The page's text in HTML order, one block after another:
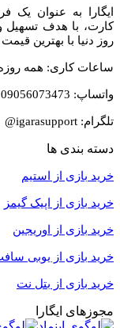
ایگارا به عنوان یک
کارت، با هدف تسهیل
روز دنیا با بهترین
ساعات کاری: همه روزه از ساعت
واتساپ: 09056073473
تلگرام: igarasupport@
دسته بندی ها
خرید بازی از استیم
خرید بازی از اپیک گیمز
خرید بازی از اوریجین
خرید بازی از یوبی
خرید بازی از بتل نت
مجوزهای ایگارا